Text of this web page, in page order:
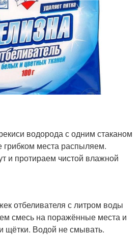
водорода с одним стаканом
места распыляем.
и протираем чистой влажной
отбеливателя с литром воды
смесь на поражённые места и
Водой не смывать.